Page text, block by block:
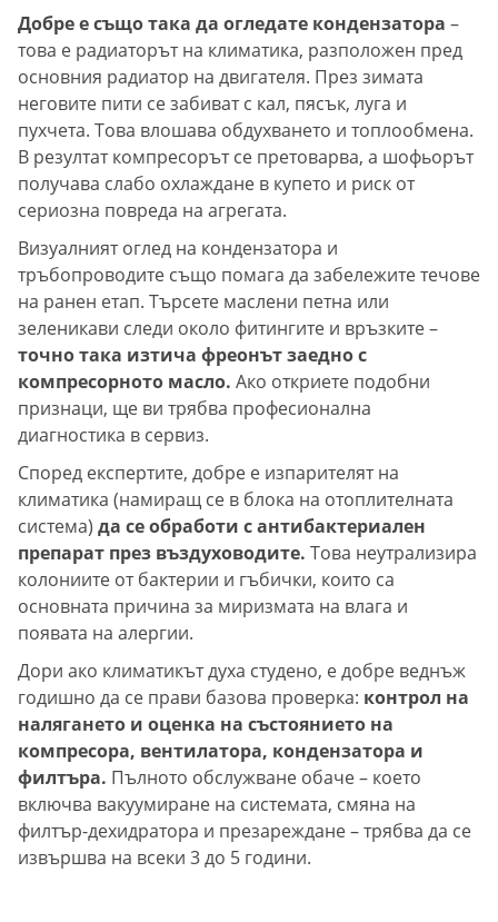
Добре е също така да огледате кондензатора –
това е радиаторът на климатика, разположен пред
основния радиатор на двигателя. През зимата
неговите пити се забиват с кал, пясък, луга и
пухчета. Това влошава обдухването и топлообмена.
В резултат компресорът се претоварва, а шофьорът
получава слабо охлаждане в купето и риск от
сериозна повреда на агрегата.
Визуалният оглед на кондензатора и
тръбопроводите също помага да забележите течове
на ранен етап. Търсете маслени петна или
зеленикави следи около фитингите и връзките –
точно така изтича фреонът заедно с
компресорното масло. Ако откриете подобни
признаци, ще ви трябва професионална
диагностика в сервиз.
Според експертите, добре е изпарителят на
климатика (намиращ се в блока на отоплителната
система) да се обработи с антибактериален
препарат през въздуховодите. Това неутрализира
колониите от бактерии и гъбички, които са
основната причина за миризмата на влага и
появата на алергии.
Дори ако климатикът духа студено, е добре веднъж
годишно да се прави базова проверка: контрол на
налягането и оценка на състоянието на
компресора, вентилатора, кондензатора и
филтъра. Пълното обслужване обаче – което
включва вакуумиране на системата, смяна на
филтър-дехидратора и презареждане – трябва да се
извършва на всеки 3 до 5 години.